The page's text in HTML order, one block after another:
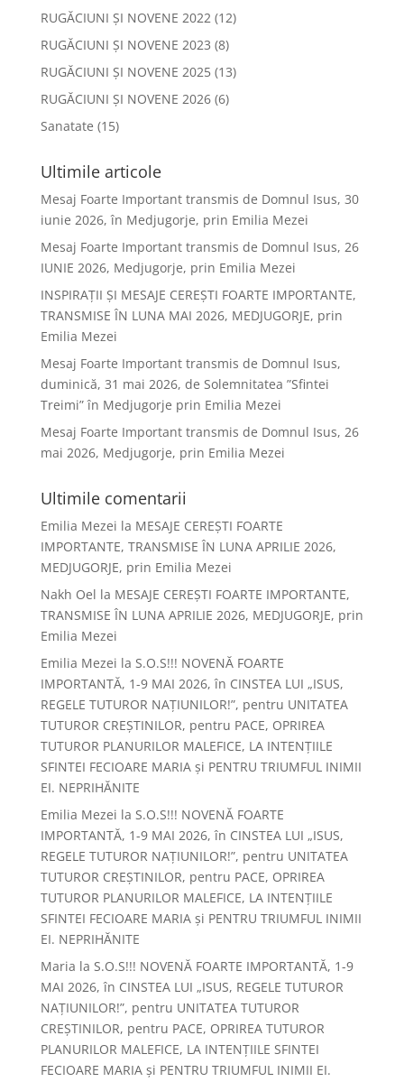
RUGĂCIUNI ȘI NOVENE 2022(12)
RUGĂCIUNI ȘI NOVENE 2023 (8)
RUGĂCIUNI ȘI NOVENE 2025(13)
RUGĂCIUNI ȘI NOVENE 2026(6)
Sanatate (15)
Ultimile articole
Mesaj Foarte Important transmis de Domnul Isus, 30
iunie 2026, în Medjugorje, prin Emilia Mezei
Mesaj Foarte Important transmis de Domnul Isus, 26
IUNIE 2026, Medjugorje, prin Emilia Mezei
INSPIRAȚII ȘI MESAJE CEREȘTI FOARTE IMPORTANTE,
TRANSMISE ÎN LUNA MAI 2026, MEDJUGORJE, prin
Emilia Mezei
Mesaj Foarte Important transmis de Domnul Isus,
duminică, 31 mai 2026, de Solemnitatea ”Sfintei
Treimi” în Medjugorje prin Emilia Mezei
Mesaj Foarte Important transmis de Domnul Isus, 26
mai 2026, Medjugorje, prin Emilia Mezei
Ultimile comentarii
Emilia Mezei la MESAJE CEREȘTI FOARTE
IMPORTANTE, TRANSMISE ÎN LUNA APRILIE 2026,
MEDJUGORJE, prin Emilia Mezei
Nakh Oel la MESAJE CEREȘTI FOARTE IMPORTANTE,
TRANSMISE ÎN LUNA APRILIE 2026, MEDJUGORJE, prin
Emilia Mezei
Emilia Mezei la S.O.S!!! NOVENĂ FOARTE
IMPORTANTĂ, 1-9 MAI 2026, în CINSTEA LUI „ISUS,
REGELE TUTUROR NAȚIUNILOR!”, pentru UNITATEA
TUTUROR CREȘTINILOR, pentru PACE, OPRIREA
TUTUROR PLANURILOR MALEFICE, LA INTENȚIILE
SFINTEI FECIOARE MARIA și PENTRU TRIUMFUL INIMII
EI. NEPRIHĂNITE
Emilia Mezei la S.O.S!!! NOVENĂ FOARTE
IMPORTANTĂ, 1-9 MAI 2026, în CINSTEA LUI „ISUS,
REGELE TUTUROR NAȚIUNILOR!”, pentru UNITATEA
TUTUROR CREȘTINILOR, pentru PACE, OPRIREA
TUTUROR PLANURILOR MALEFICE, LA INTENȚIILE
SFINTEI FECIOARE MARIA și PENTRU TRIUMFUL INIMII
EI. NEPRIHĂNITE
Maria la S.O.S!!! NOVENĂ FOARTE IMPORTANTĂ, 1-9
MAI 2026, în CINSTEA LUI „ISUS, REGELE TUTUROR
NAȚIUNILOR!”, pentru UNITATEA TUTUROR
CREȘTINILOR, pentru PACE, OPRIREA TUTUROR
PLANURILOR MALEFICE, LA INTENȚIILE SFINTEI
FECIOARE MARIA și PENTRU TRIUMFUL INIMII EI.